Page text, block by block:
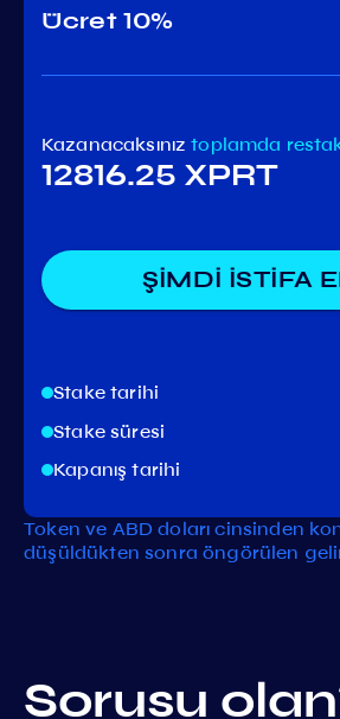
Ücret10%
Kazanacaksınız toplamda
12816.25 XPRT
ŞİMDİ İSTİFA
Stake tarihi
Stake süresi
Kapanış tarihi
Token ve ABD doları cinsinden
düşüldükten sonra öngörülen
Sorusu